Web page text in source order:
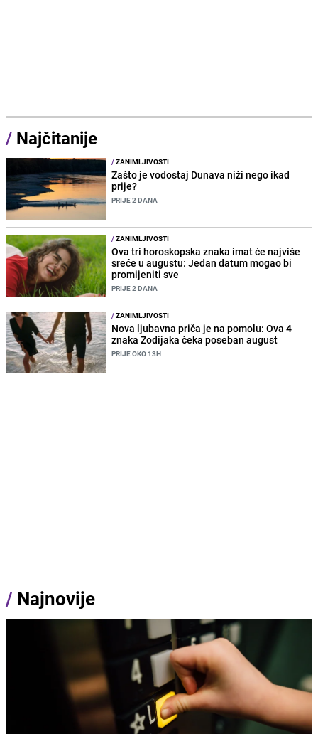
/ Najčitanije
/ZANIMLJIVOSTI
Zašto je vodostaj Dunava niži nego ikad
prije?
PRIJE 2 DANA
/ZANIMLJIVOSTI
Ova tri horoskopska znaka imat će najviše
sreće u augustu: Jedan datum mogao bi
promijeniti sve
PRIJE 2 DANA
/ZANIMLJIVOSTI
Nova ljubavna priča je na pomolu: Ova 4
znaka Zodijaka čeka poseban august
PRIJE OKO 13H
/ Najnovije